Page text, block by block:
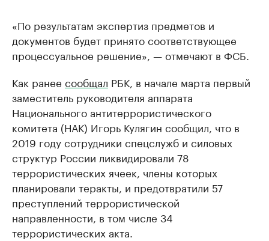
«По результатам экспертиз предметов и
документов будет принято соответствующее
процессуальное решение», — отмечают в ФСБ.
Как ранее сообщал РБК, в начале марта первый
заместитель руководителя аппарата
Национального антитеррористического
комитета (НАК) Игорь Кулягин сообщил, что в
2019 году сотрудники спецслужб и силовых
структур России ликвидировали 78
террористических ячеек, члены которых
планировали теракты, и предотвратили 57
преступлений террористической
направленности, в том числе 34
террористических акта.